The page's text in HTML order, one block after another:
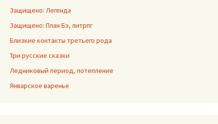
Защищено: Легенда
Защищено: План Бэ, литрпг
Близкие контакты третьего рода
Три русские сказки
Ледниковый период, потепление
Январское варенье